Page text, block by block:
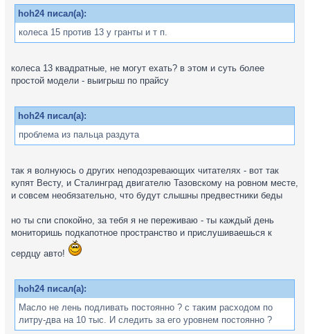
hoh24 писал(а):
колеса 15 против 13 у гранты и т п.
колеса 13 квадратные, не могут ехать? в этом и суть более
простой модели - выигрыш по прайсу
hoh24 писал(а):
проблема из пальца раздута
так я волнуюсь о других неподозревающих читателях - вот так
купят Весту, и Сталинград двигателю Тазовскому на ровном месте,
и совсем необязательно, что будут слышны предвестники беды
но ты спи спокойно, за тебя я не переживаю - ты каждый день
мониторишь подкапотное пространство и прислушиваешься к
сердцу авто!
hoh24 писал(а):
Масло не лень подливать постоянно ? с таким расходом по
литру-два на 10 тыс. И следить за его уровнем постоянно ?